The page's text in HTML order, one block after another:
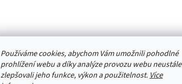
Používáme cookies, abychom Vám umožnili pohodlné
prohlížení webu a díky analýze provozu webu neustále
zlepšovali jeho funkce, výkon a použitelnost. Více